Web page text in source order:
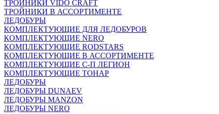
ТРОЙНИКИ VIDO CRAFT
ТРОЙНИКИ В АССОРТИМЕНТЕ
ЛЕДОБУРЫ
КОМПЛЕКТУЮЩИЕ ДЛЯ ЛЕДОБУРОВ
КОМПЛЕКТУЮЩИЕ NERO
КОМПЛЕКТУЮЩИЕ RODSTARS
КОМПЛЕКТУЮЩИЕ В АССОРТИМЕНТЕ
КОМПЛЕКТУЮЩИЕ С-П ЛЕГИОН
КОМПЛЕКТУЮЩИЕ ТОНАР
ЛЕДОБУРЫ
ЛЕДОБУРЫ DUNAEV
ЛЕДОБУРЫ MANZON
ЛЕДОБУРЫ NERO